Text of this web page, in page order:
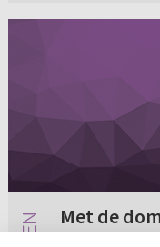
Met de